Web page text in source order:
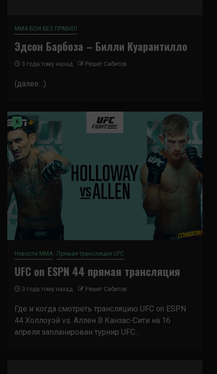
ММА БОИ БЕЗ ПРАВИЛ
Эдсон Барбоза – Билли Куарантилло
3 года тому назад Решит Сабитов
(далее…)
6
Новости ММА Прямая трансляция UFC
UFC on ESPN 44 прямая трансляция
3 года тому назад Решит Сабитов
Где и когда смотреть трансляцию UFC on ESPN
44 Холлоуэй vs. Аллен В Канзас-Сити на 16
апреля запланирован турнир UFC...